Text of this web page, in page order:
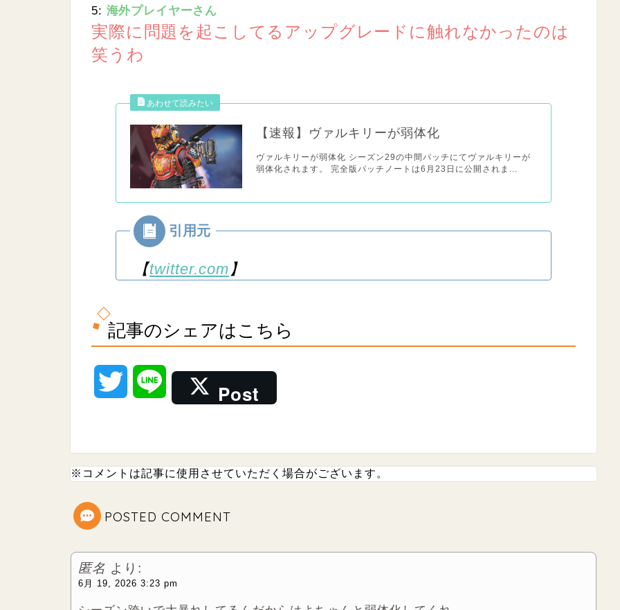
5: 海外プレイヤーさん
実際に問題を起こしてるアップグレードに触れなかったのは
笑うわ
【速報】ヴァルキリーが弱体化
ヴァルキリーが弱体化 シーズン29の中間パッチにてヴァルキリーが
弱体化されます。 完全版パッチノートは6月23日に公開されま...
【twitter.com 】
記事のシェアはこちら
t
t
r
e
Post
※コメントは記事に使用させていただく場合がございます。
POSTED COMMENT
匿名 より:
6月 19, 2026 3:23 pm